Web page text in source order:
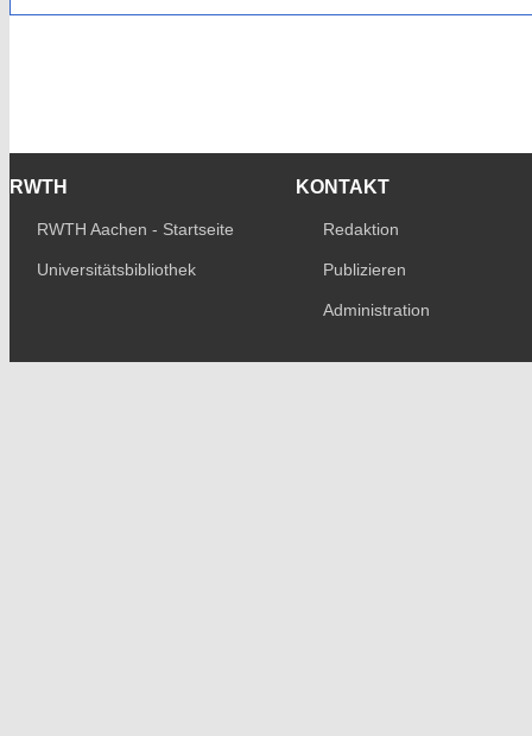
RWTH
RWTH Aachen - Startseite
Universitätsbibliothek
KONTAKT
Redaktion
Publizieren
Administration